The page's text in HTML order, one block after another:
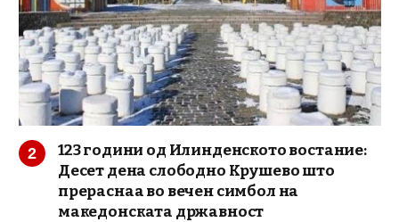
123 години од Илинденското востание:
Десет дена слободно Крушево што
прераснаа во вечен симбол на
македонската државност